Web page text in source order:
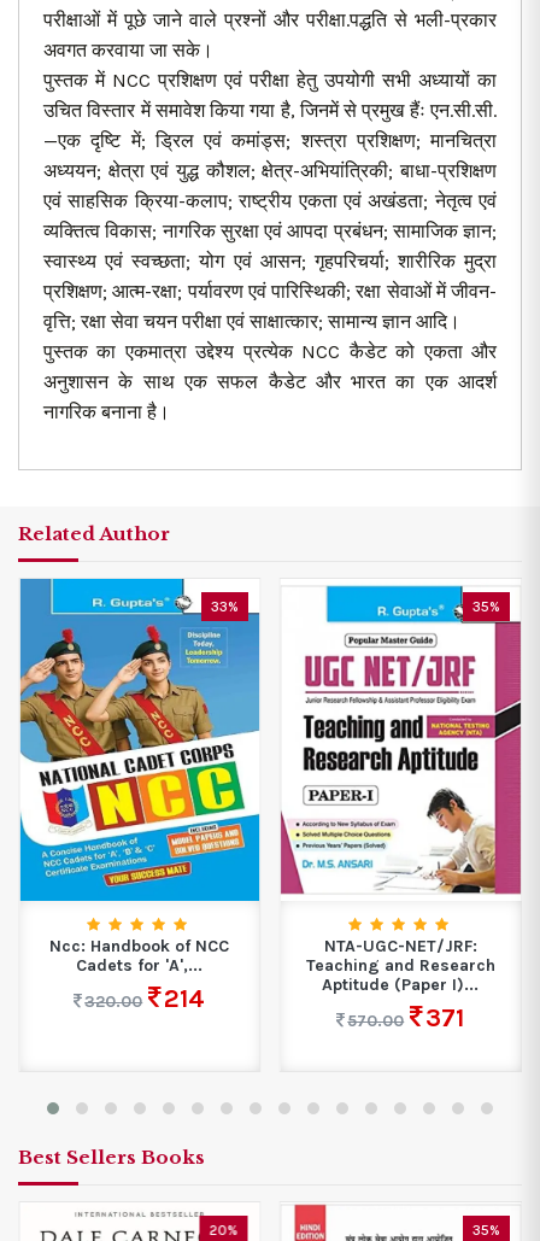
परीक्षाओं में पूछे जाने वाले प्रश्नों और परीक्षा.पद्धति से भली-प्रकार
अवगत करवाया जा सके।
पुस्तक में NCC प्रशिक्षण एवं परीक्षा हेतु उपयोगी सभी अध्यायों का
उचित विस्तार में समावेश किया गया है, जिनमें से प्रमुख हैंः एन.सी.सी.
—एक दृष्टि में; ड्रिल एवं कमांड्स; शस्त्रा प्रशिक्षण; मानचित्रा
अध्ययन; क्षेत्रा एवं युद्ध कौशल; क्षेत्र-अभियांत्रिकी; बाधा-प्रशिक्षण
एवं साहसिक क्रिया-कलाप; राष्ट्रीय एकता एवं अखंडता; नेतृत्व एवं
व्यक्तित्व विकास; नागरिक सुरक्षा एवं आपदा प्रबंधन; सामाजिक ज्ञान;
स्वास्थ्य एवं स्वच्छता; योग एवं आसन; गृहपरिचर्या; शारीरिक मुद्रा
प्रशिक्षण; आत्म-रक्षा; पर्यावरण एवं पारिस्थिकी; रक्षा सेवाओं में जीवन-
वृत्ति; रक्षा सेवा चयन परीक्षा एवं साक्षात्कार; सामान्य ज्ञान आदि।
पुस्तक का एकमात्रा उद्देश्य प्रत्येक NCC कैडेट को एकता और
अनुशासन के साथ एक सफल कैडेट और भारत का एक आदर्श
नागरिक बनाना है।
Related Author
33%
Ncc: Handbook of NCC
Cadets for 'A',...
320.00
214
35%
NTA-UGC-NET/JRF:
Teaching and Research
Aptitude (Paper I)...
570.00
371
Best Sellers Books
20% 35%